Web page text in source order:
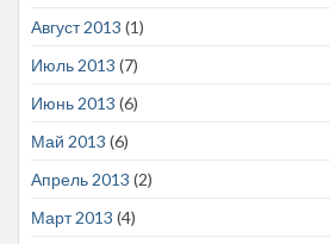
Август 2013 (1)
Июль 2013 (7)
Июнь 2013 (6)
Май 2013 (6)
Апрель 2013 (2)
Март 2013 (4)